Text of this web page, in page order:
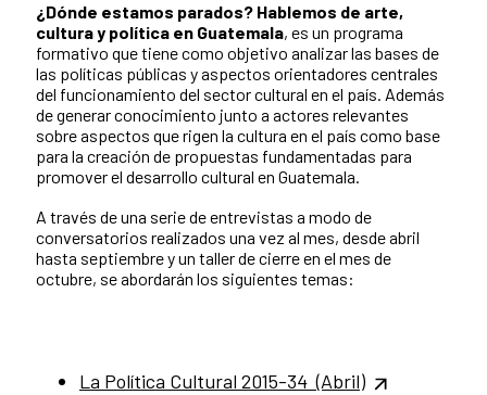
¿Dónde estamos parados? Hablemos de arte,
cultura y política en Guatemala, es un programa
formativo que tiene como objetivo analizar las bases de
las políticas públicas y aspectos orientadores centrales
del funcionamiento del sector cultural en el país. Además
de generar conocimiento junto a actores relevantes
sobre aspectos que rigen la cultura en el país como base
para la creación de propuestas fundamentadas para
promover el desarrollo cultural en Guatemala.
A través de una serie de entrevistas a modo de
conversatorios realizados una vez al mes, desde abril
hasta septiembre y un taller de cierre en el mes de
octubre, se abordarán los siguientes temas:
La Política Cultural 2015-34 (Abril)